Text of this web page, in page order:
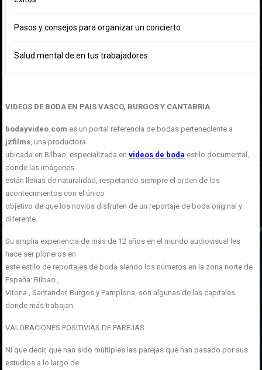
Pasos y consejos para organizar un concierto
Salud mental de en tus trabajadores
VIDEOS DE BODA EN PAIS VASCO, BURGOS Y CANTABRIA
bodayvideo.com es un portal referencia de bodas perteneciente a
jzfilms , una productora
ubicada en Bilbao, especializada envideos de boda estilo documental,
donde las imágenes
están llenas de naturalidad, respetando siempre el orden de los
acontecimientos con el único
objetivo de que los novios disfruten de un reportaje de boda original y
diferente.
Su amplia experiencia de más de 12 años en el mundo audiovisual les
hace ser pioneros en
este estilo de reportajes de boda siendo los números en la zona norte de
España: Bilbao ,
Vitoria , Santander, Burgos y Pamplona, son algunas de las capitales
donde más trabajan.
VALORACIONES POSITIVIAS DE PAREJAS
Ni que decir, que han sido múltiples las parejas que han pasado por sus
estudios a lo largo de